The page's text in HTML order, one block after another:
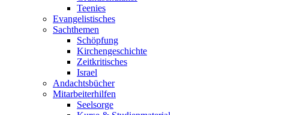
Teenies
Evangelistisches
Sachthemen
Schöpfung
Kirchengeschichte
Zeitkritisches
Israel
Andachtsbücher
Mitarbeiterhilfen
Seelsorge